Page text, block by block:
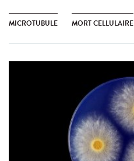
MICROTUBULE MORT CELLULAIRE